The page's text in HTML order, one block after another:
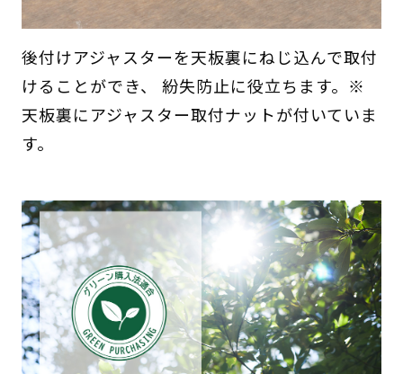
後付けアジャスターを天板裏にねじ込んで取付
けることができ、 紛失防止に役立ちます。※
天板裏にアジャスター取付ナットが付いていま
す。